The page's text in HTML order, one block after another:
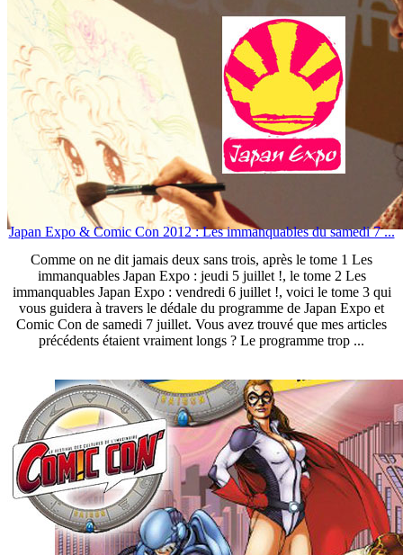
Japan Expo & Comic Con 2012 : Les immanquables du samedi 7 ...
Comme on ne dit jamais deux sans trois, après le tome 1 Les
immanquables Japan Expo : jeudi 5 juillet !, le tome 2 Les
immanquables Japan Expo : vendredi 6 juillet !, voici le tome 3 qui
vous guidera à travers le dédale du programme de Japan Expo et
Comic Con de samedi 7 juillet. Vous avez trouvé que mes articles
précédents étaient vraiment longs ? Le programme trop ...